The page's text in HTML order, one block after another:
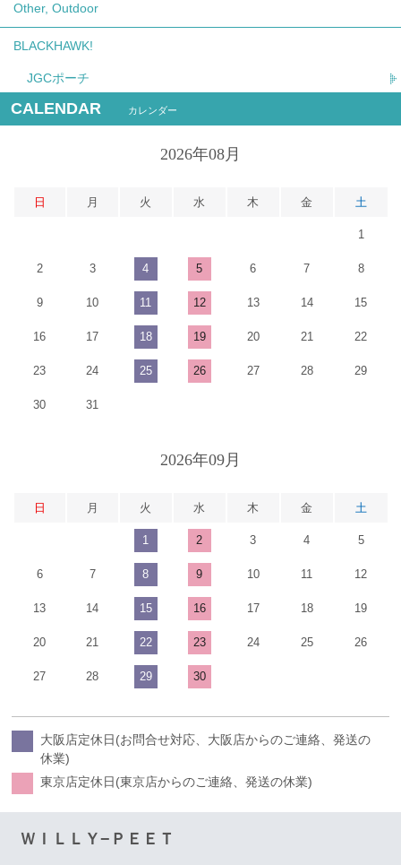
Other, Outdoor
BLACKHAWK!
JGCポーチ
CALENDAR カレンダー
2026年08月
日 月 火 水 木 金 土
1
2 3 4 5 6 7 8
9 10 11 12 13 14 15
16 17 18 19 20 21 22
23 24 25 26 27 28 29
30 31
2026年09月
日 月 火 水 木 金 土
1 2 3 4 5
6 7 8 9 10 11 12
13 14 15 16 17 18 19
20 21 22 23 24 25 26
27 28 29 30
大阪店定休日(お問合せ対応、大阪店からのご連絡、発送の
休業)
東京店定休日(東京店からのご連絡、発送の休業)
ＷＩＬＬＹ−ＰＥＥＴ